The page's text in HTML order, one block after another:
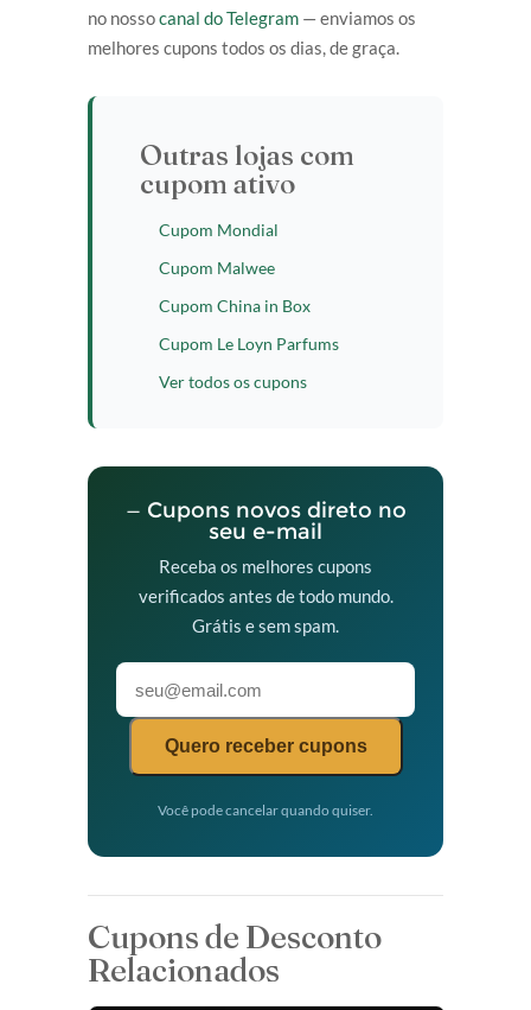
no nossocanal do Telegram — enviamos os
melhores cupons todos os dias, de graça.
Outras lojas com
cupom ativo
Cupom Mondial
Cupom Malwee
Cupom China in Box
Cupom Le Loyn Parfums
Ver todos os cupons
— Cupons novos direto no
seu e-mail
Receba os melhores cupons
verificados antes de todo mundo.
Grátis e sem spam.
Quero receber cupons
Você pode cancelar quando quiser.
Cupons de Desconto
Relacionados